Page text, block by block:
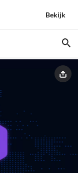
Bekijk